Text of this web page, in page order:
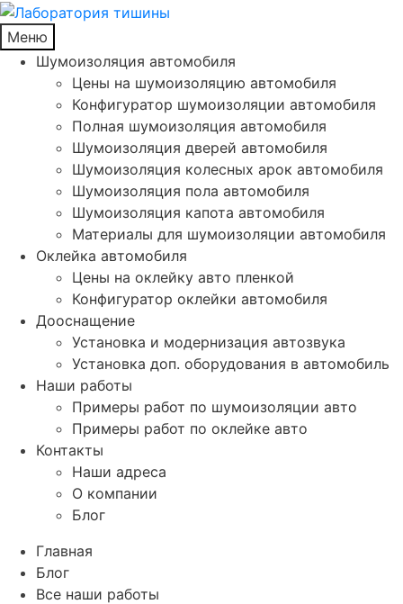
Меню
Шумоизоляция автомобиля
Цены на шумоизоляцию автомобиля
Конфигуратор шумоизоляции автомобиля
Полная шумоизоляция автомобиля
Шумоизоляция дверей автомобиля
Шумоизоляция колесных арок автомобиля
Шумоизоляция пола автомобиля
Шумоизоляция капота автомобиля
Материалы для шумоизоляции автомобиля
Оклейка автомобиля
Цены на оклейку авто пленкой
Конфигуратор оклейки автомобиля
Дооснащение
Установка и модернизация автозвука
Установка доп. оборудования в автомобиль
Наши работы
Примеры работ по шумоизоляции авто
Примеры работ по оклейке авто
Контакты
Наши адреса
О компании
Блог
Главная
Блог
Все наши работы